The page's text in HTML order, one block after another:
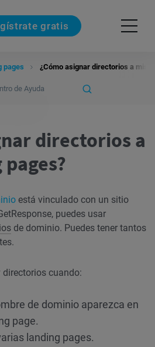
gratis
pages ¿Cómo asignar directorios a mis
directorios a
está vinculado con un sitio
puedes usar
de dominio. Puedes tener tantos
directorios cuando:
de dominio aparezca en
page.
landing pages.